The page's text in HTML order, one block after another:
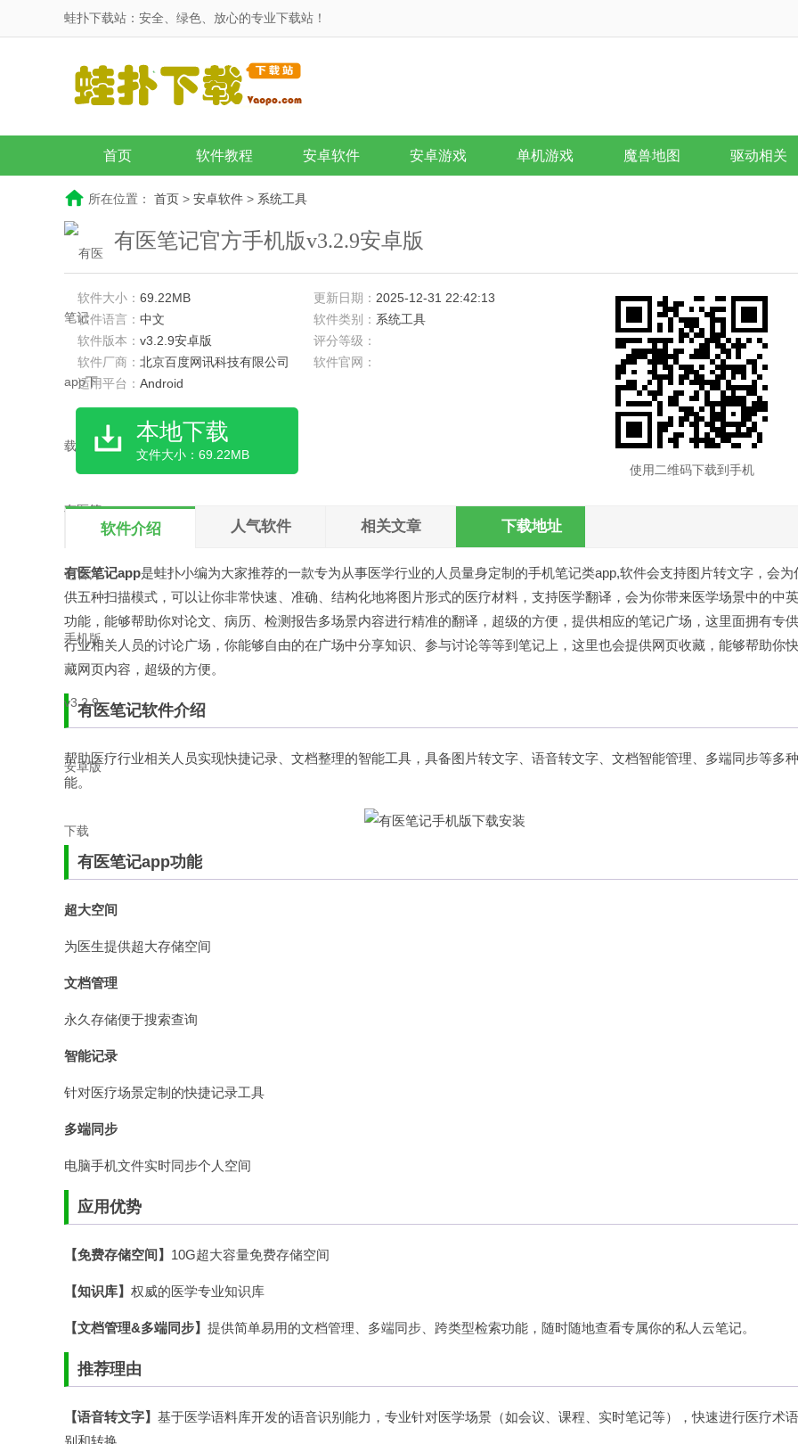
蛙扑下载站：安全、绿色、放心的专业下载站！
首页 软件教程 安卓软件 安卓游戏 单机游戏 魔兽地图 驱动相关
所在位置： 首页 > 安卓软件 > 系统工具
有医笔记官方手机版v3.2.9安卓版
软件大小： 69.22MB 更新日期： 2025-12-31 22:42:13
软件语言： 中文 软件类别： 系统工具
软件版本： v3.2.9安卓版
评分等级：
软件厂商： 北京百度网讯科技有限公司
软件官网：
适用平台： Android
本地下载
文件大小：69.22MB
使用二维码下载到手机
软件介绍 人气软件 相关文章 下载地址
有医笔记app是蛙扑小编为大家推荐的一款专为从事医学行业的人员量身定制的手机笔记类app,软件会支持图片转文字，会为
供五种扫描模式，可以让你非常快速、准确、结构化地将图片形式的医疗材料，支持医学翻译，会为你带来医学场景中的中
功能，能够帮助你对论文、病历、检测报告多场景内容进行精准的翻译，超级的方便，提供相应的笔记广场，这里面拥有专
行业相关人员的讨论广场，你能够自由的在广场中分享知识、参与讨论等等到笔记上，这里也会提供网页收藏，能够帮助你
藏网页内容，超级的方便。
有医笔记软件介绍
帮助医疗行业相关人员实现快捷记录、文档整理的智能工具，具备图片转文字、语音转文字、文档智能管理、多端同步等多
能。
有医笔记app功能
超大空间
为医生提供超大存储空间
文档管理
永久存储便于搜索查询
智能记录
针对医疗场景定制的快捷记录工具
多端同步
电脑手机文件实时同步个人空间
应用优势
【免费存储空间】 10G超大容量免费存储空间
【知识库】 权威的医学专业知识库
【文档管理&多端同步】 提供简单易用的文档管理、多端同步、跨类型检索功能，随时随地查看专属你的私人云笔记。
推荐理由
【语音转文字】 基于医学语料库开发的语音识别能力，专业针对医学场景（如会议、课程、实时笔记等），快速进行医疗术
别和转换。